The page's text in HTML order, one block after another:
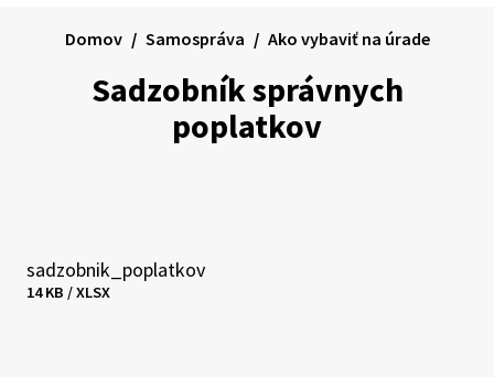
Sadzobník správnych
poplatkov
Domov Samospráva Ako vybaviť na úrade
sadzobnik_poplatkov
Veľkosť
a
14 KB / XLSX